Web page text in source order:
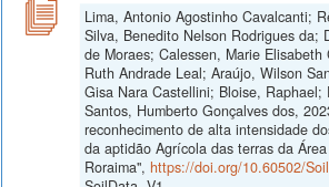
Lima, Antonio Agostinho Cavalcanti;
Silva, Benedito Nelson Rodrigues da;
de Moraes; Calessen, Marie Elisabeth
Ruth Andrade Leal; Araújo, Wilson
Gisa Nara Castellini; Bloise, Raphael;
Santos, Humberto Gonçalves dos,
reconhecimento de alta intensidade
da aptidão Agrícola das terras da
Roraima", https://doi.org/10.60502/